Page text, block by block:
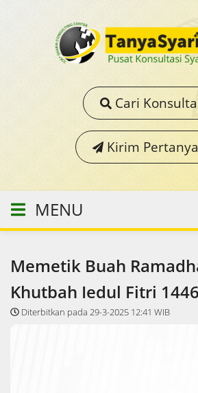
Cari
Kirim
MENU
Memetik Buah
Khutbah Iedul Fitri
Diterbitkan pada 29-3-2025 12:41 WIB